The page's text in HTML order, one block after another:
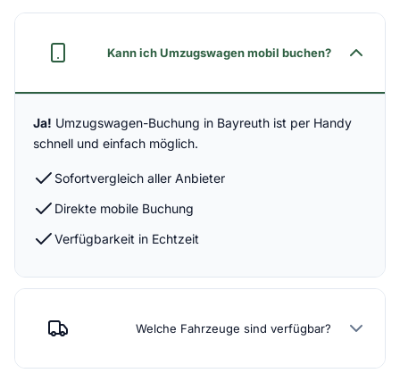
Kann ich Umzugswagen mobil buchen?
Ja! Umzugswagen-Buchung in Bayreuth ist per Handy
schnell und einfach möglich.
Sofortvergleich aller Anbieter
Direkte mobile Buchung
Verfügbarkeit in Echtzeit
Welche Fahrzeuge sind verfügbar?